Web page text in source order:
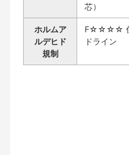
芯）
ホルムア
ルデヒド
規制
F☆☆☆☆ 住
ドライン